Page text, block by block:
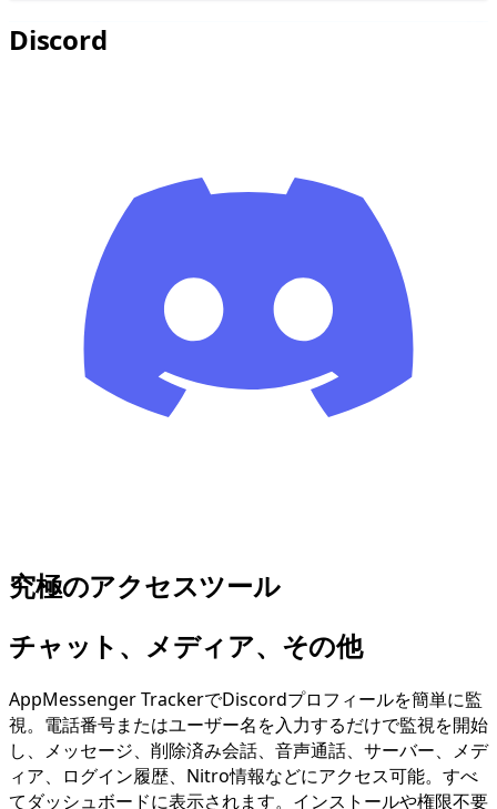
Discord
究極のアクセスツール
チャット、メディア、その他
AppMessenger TrackerでDiscordプロフィールを簡単に監
視。電話番号またはユーザー名を入力するだけで監視を開始
し、メッセージ、削除済み会話、音声通話、サーバー、メデ
ィア、ログイン履歴、Nitro情報などにアクセス可能。すべ
てダッシュボードに表示されます。インストールや権限不要